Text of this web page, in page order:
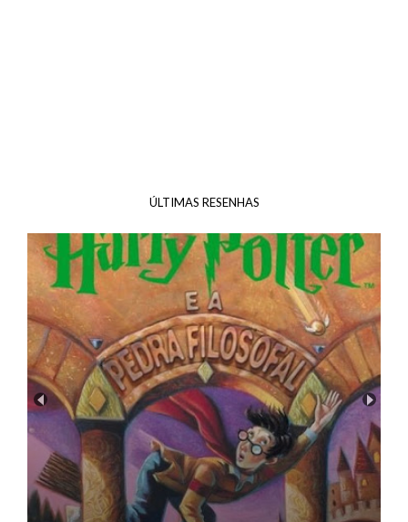
ÚLTIMAS RESENHAS